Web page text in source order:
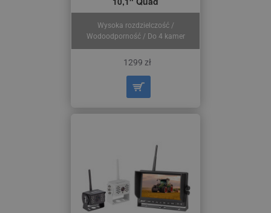
Wysoka rozdzielczość /
Wodoodporność / Do 4 kamer
1299 zł